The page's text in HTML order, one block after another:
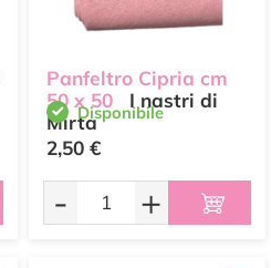
Panfeltro Cipria cm
50 x 50
I nastri di
MirtaDisponibile
2,50 €
- +